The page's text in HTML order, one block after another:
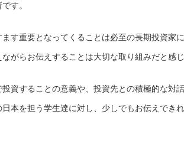
す。
す重要となってくることは必至の長期投資家
がらお伝えすることは大切な取り組みだと感じ
資することの意義や、投資先との積極的な対
本を担う学生達に対し、少しでもお伝えできれ